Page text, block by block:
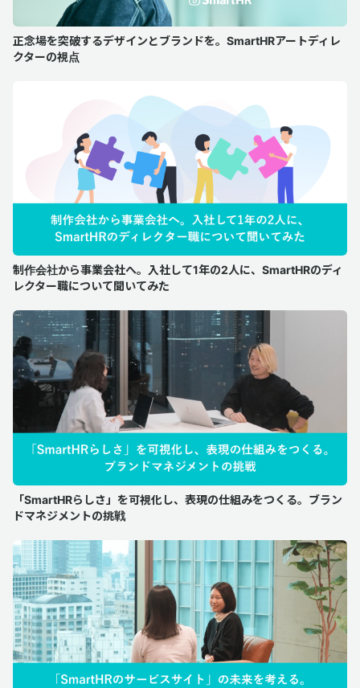
正念場を突破するデザインとブランドを。SmartHRアートディレ
クターの視点
制作会社から事業会社へ。入社して1年の2人に、SmartHRのディ
レクター職について聞いてみた
「SmartHRらしさ」を可視化し、表現の仕組みをつくる。ブラン
ドマネジメントの挑戦